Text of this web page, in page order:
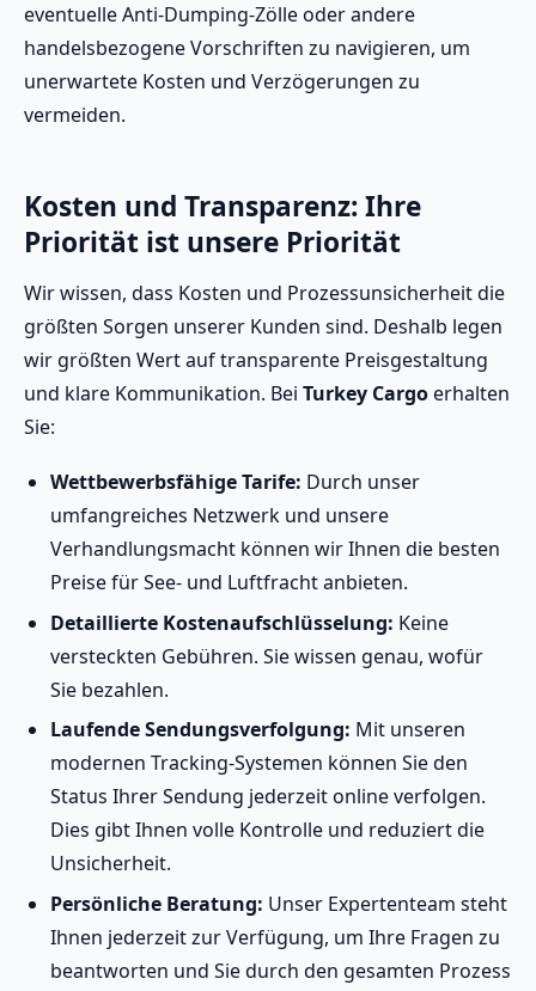
eventuelle Anti-Dumping-Zölle oder andere
handelsbezogene Vorschriften zu navigieren, um
unerwartete Kosten und Verzögerungen zu
vermeiden.
Kosten und Transparenz: Ihre
Priorität ist unsere Priorität
Wir wissen, dass Kosten und Prozessunsicherheit die
größten Sorgen unserer Kunden sind. Deshalb legen
wir größten Wert auf transparente Preisgestaltung
und klare Kommunikation. Bei Turkey Cargoerhalten
Sie:
Wettbewerbsfähige Tarife: Durch unser
umfangreiches Netzwerk und unsere
Verhandlungsmacht können wir Ihnen die besten
Preise für See- und Luftfracht anbieten.
Detaillierte Kostenaufschlüsselung: Keine
versteckten Gebühren. Sie wissen genau, wofür
Sie bezahlen.
Laufende Sendungsverfolgung: Mit unseren
modernen Tracking-Systemen können Sie den
Status Ihrer Sendung jederzeit online verfolgen.
Dies gibt Ihnen volle Kontrolle und reduziert die
Unsicherheit.
Persönliche Beratung: Unser Expertenteam steht
Ihnen jederzeit zur Verfügung, um Ihre Fragen zu
beantworten und Sie durch den gesamten Prozess